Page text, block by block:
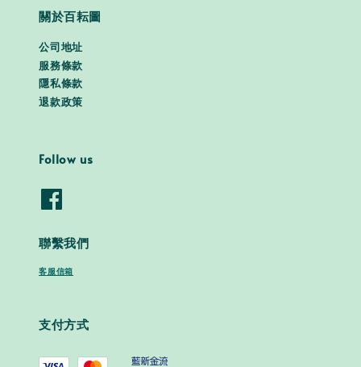
關於百耘圖
公司地址
服務條款
隱私條款
退款政策
Follow us
聯繫我們
客服信箱
支付方式